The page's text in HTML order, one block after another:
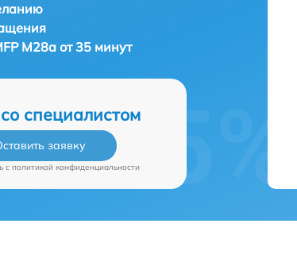
M28a от 35 минут
специалистом
заявку
c политикой конфиденциальности